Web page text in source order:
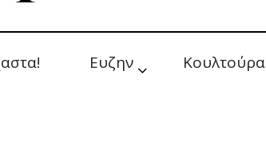
Ευζην Κουλτούρα